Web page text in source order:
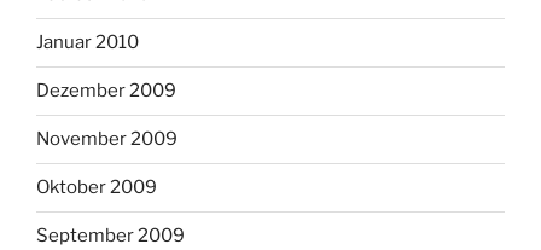
Januar 2010
Dezember 2009
November 2009
Oktober 2009
September 2009